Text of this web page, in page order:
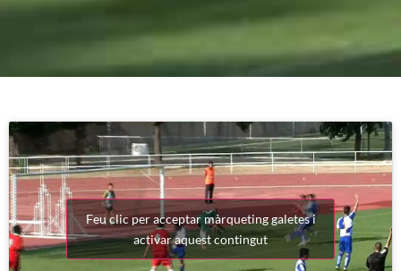
Feu clic per acceptar màrqueting galetes i
activar aquest contingut